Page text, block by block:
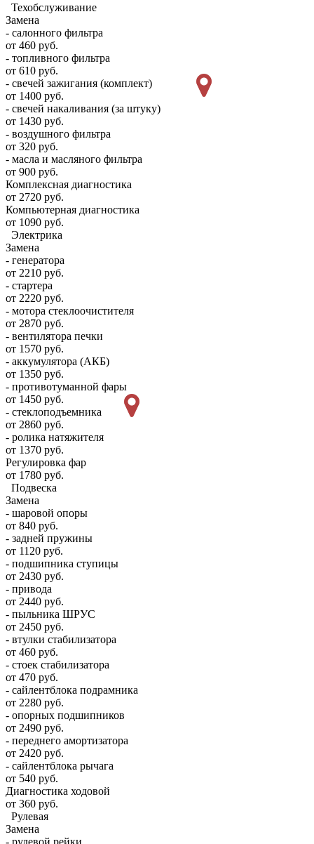
Техобслуживание
Замена
- салонного фильтра
от 460 руб.
- топливного фильтра
от 610 руб.
- свечей зажигания (комплект)
от 1400 руб.
- свечей накаливания (за штуку)
от 1430 руб.
- воздушного фильтра
от 320 руб.
- масла и масляного фильтра
от 900 руб.
Комплексная диагностика
от 2720 руб.
Компьютерная диагностика
от 1090 руб.
Электрика
Замена
- генератора
от 2210 руб.
- стартера
от 2220 руб.
- мотора стеклоочистителя
от 2870 руб.
- вентилятора печки
от 1570 руб.
- аккумулятора (АКБ)
от 1350 руб.
- противотуманной фары
от 1450 руб.
- стеклоподъемника
от 2860 руб.
- ролика натяжителя
от 1370 руб.
Регулировка фар
от 1780 руб.
Подвеска
Замена
- шаровой опоры
от 840 руб.
- задней пружины
от 1120 руб.
- подшипника ступицы
от 2430 руб.
- привода
от 2440 руб.
- пыльника ШРУС
от 2450 руб.
- втулки стабилизатора
от 460 руб.
- стоек стабилизатора
от 470 руб.
- сайлентблока подрамника
от 2280 руб.
- опорных подшипников
от 2490 руб.
- переднего амортизатора
от 2420 руб.
- сайлентблока рычага
от 540 руб.
Диагностика ходовой
от 360 руб.
Рулевая
Замена
- рулевой рейки